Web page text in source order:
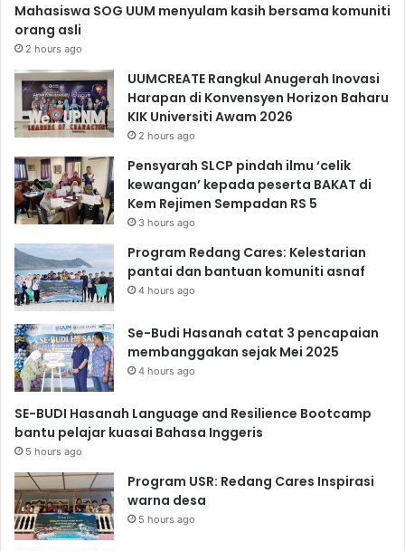
Mahasiswa SOG UUM menyulam kasih bersama komuniti
orang asli
2 hours ago
UUMCREATE Rangkul Anugerah Inovasi
Harapan di Konvensyen Horizon Baharu
KIK Universiti Awam 2026
2 hours ago
Pensyarah SLCP pindah ilmu ‘celik
kewangan’ kepada peserta BAKAT di
Kem Rejimen Sempadan RS 5
3 hours ago
Program Redang Cares: Kelestarian
pantai dan bantuan komuniti asnaf
4 hours ago
Se-Budi Hasanah catat 3 pencapaian
membanggakan sejak Mei 2025
4 hours ago
SE-BUDI Hasanah Language and Resilience Bootcamp
bantu pelajar kuasai Bahasa Inggeris
5 hours ago
Program USR: Redang Cares Inspirasi
warna desa
5 hours ago